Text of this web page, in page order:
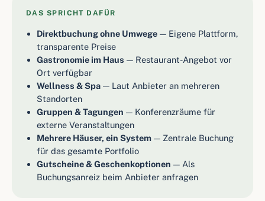
DAS SPRICHT DAFÜR
Direktbuchung ohne Umwege — Eigene Plattform,
transparente Preise
Gastronomie im Haus — Restaurant-Angebot vor
Ort verfügbar
Wellness & Spa — Laut Anbieter an mehreren
Standorten
Gruppen & Tagungen — Konferenzräume für
externe Veranstaltungen
Mehrere Häuser, ein System — Zentrale Buchung
für das gesamte Portfolio
Gutscheine & Geschenkoptionen — Als
Buchungsanreiz beim Anbieter anfragen